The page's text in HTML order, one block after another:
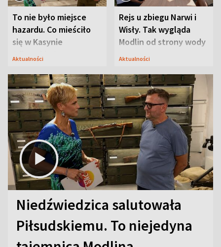
To nie było miejsce
hazardu. Co mieściło
się w Kasynie
Oficerskim?
Aktualności
Rejs u zbiegu Narwi i
Wisły. Tak wygląda
Modlin od strony wody
Aktualności
Niedźwiedzica salutowała
Piłsudskiemu. To niejedyna